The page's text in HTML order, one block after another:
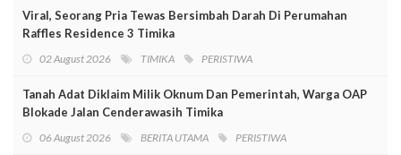
Viral, Seorang Pria Tewas Bersimbah Darah Di Perumahan
Raffles Residence 3 Timika
02 August 2026 TIMIKA PERISTIWA
Tanah Adat Diklaim Milik Oknum Dan Pemerintah, Warga OAP
Blokade Jalan Cenderawasih Timika
06 August 2026 BERITA UTAMA PERISTIWA